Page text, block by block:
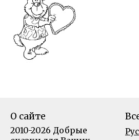
О сайте
2010-2026 Добрые